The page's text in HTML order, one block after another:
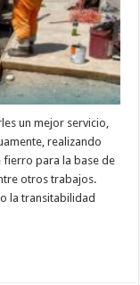
un mejor servicio,
realizando
fierro para la base de
otros trabajos.
la transitabilidad